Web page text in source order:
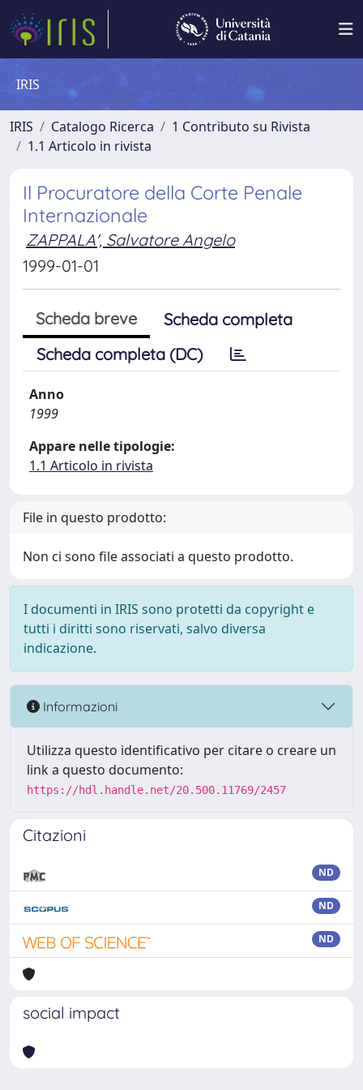
IRIS
IRIS Catalogo Ricerca
1 Contributo su Rivista
1.1 Articolo in rivista
Il Procuratore della Corte Penale
Internazionale
ZAPPALA', Salvatore Angelo
1999-01-01
Scheda breve
Scheda completa
Scheda completa (DC)
Anno
1999
Appare nelle tipologie:
1.1 Articolo in rivista
File in questo prodotto:
Non ci sono file associati a questo prodotto.
I documenti in IRIS sono protetti da copyright e
tutti i diritti sono riservati, salvo diversa
indicazione.
Informazioni
Utilizza questo identificativo per citare o creare un
link a questo documento:
https://hdl.handle.net/20.500.11769/2457
Citazioni
ND
ND
ND
social impact